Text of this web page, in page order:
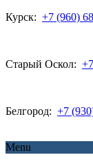
Курск: +7 (960)
Старый Оскол:
Белгород: +7
Menu